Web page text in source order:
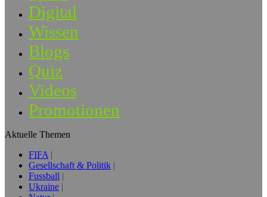
Digital
Wissen
Blogs
Quiz
Videos
Promotionen
Aktuelle Themen
FIFA
Gesellschaft & Politik
Fussball
Ukraine